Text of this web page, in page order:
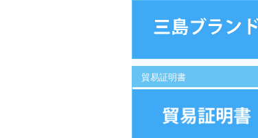
貿易証明書